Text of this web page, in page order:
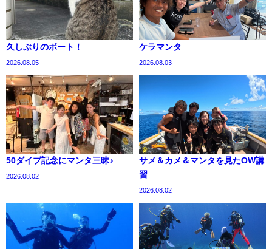
久しぶりのボート！
2026.08.05
ケラマンタ
2026.08.03
50ダイブ記念にマンタ三昧♪
2026.08.02
サメ＆カメ＆マンタを見たOW講
習
2026.08.02